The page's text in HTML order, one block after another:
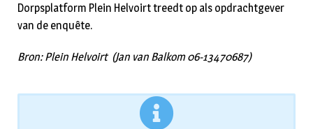
Dorpsplatform Plein Helvoirt treedt op als opdrachtgever
van de enquête.
Bron: Plein Helvoirt (Jan van Balkom 06-13470687)